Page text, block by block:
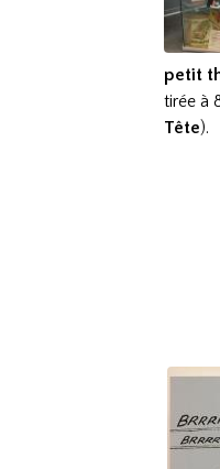
petit
tirée à
Tête).